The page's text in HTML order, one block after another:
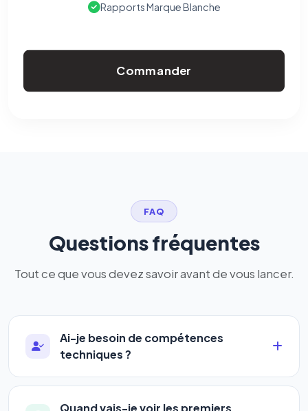
Rapports Marque Blanche
Commander
FAQ
Questions fréquentes
Tout ce que vous devez savoir avant de vous lancer.
Ai-je besoin de compétences
techniques ?
Absolument pas. Notre logiciel a été conçu pour
être accessible àtous les profils: artisans,